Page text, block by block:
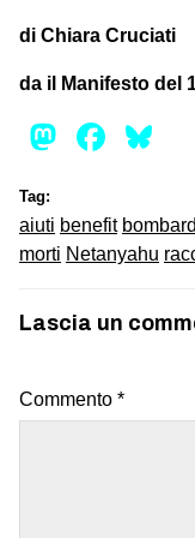
di Chiara Cruciati
da il Manifesto del
Tag:
aiuti benefit
morti Netanyahu
Lascia un
Commento *